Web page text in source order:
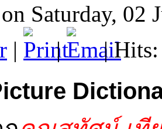
Saturday, 02
| | | Hits: